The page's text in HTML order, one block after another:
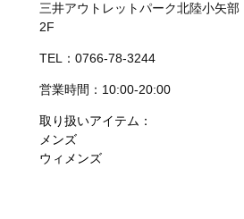
三井アウトレットパーク北陸小矢部
2F
TEL：0766-78-3244
営業時間：10:00-20:00
取り扱いアイテム：
メンズ
ウィメンズ